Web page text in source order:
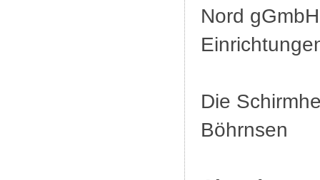
Nord
Die
Böhrnsen